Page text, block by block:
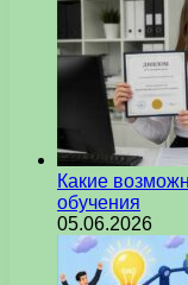
Какие
обучения
05.06.2026